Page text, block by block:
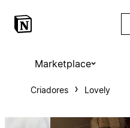
Marketplace
Criadores Lovely